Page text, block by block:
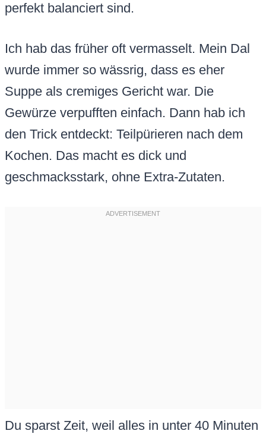
perfekt balanciert sind.
Ich hab das früher oft vermasselt. Mein Dal
wurde immer so wässrig, dass es eher
Suppe als cremiges Gericht war. Die
Gewürze verpufften einfach. Dann hab ich
den Trick entdeckt: Teilpürieren nach dem
Kochen. Das macht es dick und
geschmacksstark, ohne Extra-Zutaten.
Du sparst Zeit, weil alles in unter 40 Minuten